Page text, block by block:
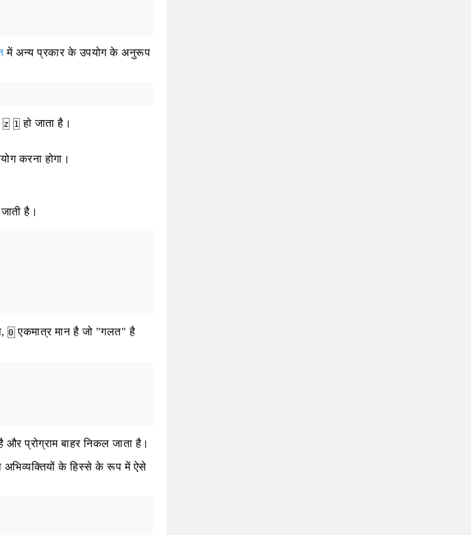
में अन्य प्रकार के उपयोग के अनुरूप
z 1 हो जाता है।
करना होगा।
है।
0 एकमात्र मान है जो "गलत" है
प्रोग्राम बाहर निकल जाता है।
के हिस्से के रूप में ऐसे